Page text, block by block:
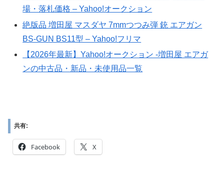
場・落札価格 – Yahoo!オークション
絶版品 増田屋 マスダヤ 7mmつつみ弾 銃 エアガン
BS-GUN BS11型 – Yahoo!フリマ
【2026年最新】Yahoo!オークション -増田屋 エアガ
ンの中古品・新品・未使用品一覧
共有:
Facebook X